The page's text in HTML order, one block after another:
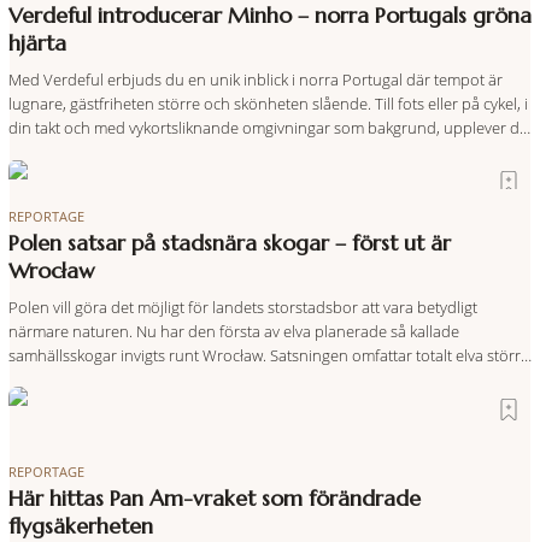
Verdeful introducerar Minho – norra Portugals gröna
hjärta
Med Verdeful erbjuds du en unik inblick i norra Portugal där tempot är
lugnare, gästfriheten större och skönheten slående. Till fots eller på cykel, i
din takt och med vykortsliknande omgivningar som bakgrund, upplever du
och sagolika landskap – detta är slow travel när det
REPORTAGE
Polen satsar på stadsnära skogar – först ut är
Wrocław
Polen vill göra det möjligt för landets storstadsbor att vara betydligt
närmare naturen. Nu har den första av elva planerade så kallade
samhällsskogar invigts runt Wrocław. Satsningen omfattar totalt elva större
direkt anslutning till urbana miljöer. Tanken är att fler människor ska kunna
REPORTAGE
Här hittas Pan Am-vraket som förändrade
flygsäkerheten